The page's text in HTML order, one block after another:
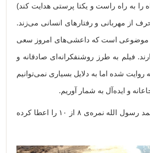
را به راه راست و یکتا پرستی هدایت کند)
از مهربانی و رفتارهای انسانی می‌زند.
موضوعی است که داعشی‌های امروز سعی
فیلم به طرز روشنفکرانه‌ای صادقانه و
روایت شده اما به دلایل بسیاری نمی‌توانیم
و ایده‌آل به شمار آوریم.
فیل هواد به محمد رسول الله نمره‌ی ۸ از ۱۰ را اعطا کرده